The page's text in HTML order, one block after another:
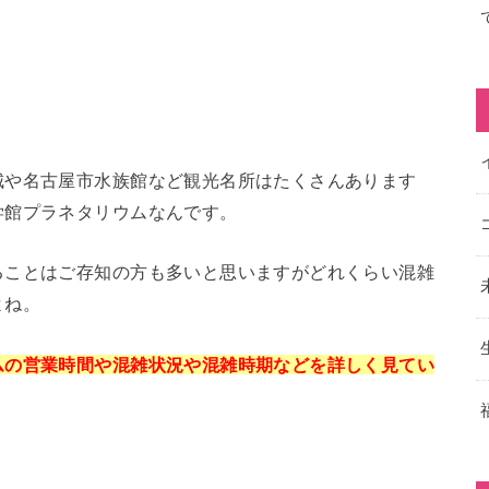
名古屋市水族館など観光名所はたくさんあります
プラネタリウムなんです。
とはご存知の方も多いと思いますがどれくらい混雑
。
営業時間や混雑状況や混雑時期などを詳しく見てい